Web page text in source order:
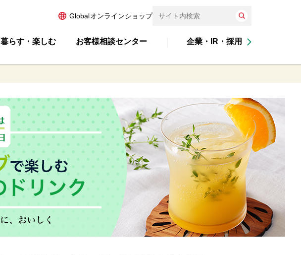
Globalオンラインショップ
暮らす・楽しむ お客様相談センター 企業・IR・採用